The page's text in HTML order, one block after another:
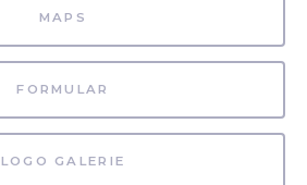
MAPS
FORMULAR
LOGO GALERIE